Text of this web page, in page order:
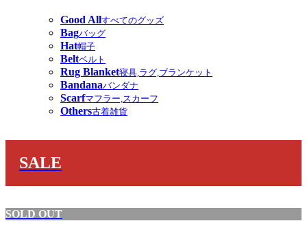
Good Allすべてのグッズ
Bagバッグ
Hat帽子
Beltベルト
Rug Blanket寝具,ラグ,ブランケット
Bandanaバンダナ
Scarfマフラー,スカーフ
Others古着雑貨
SALE
SOLD OUT